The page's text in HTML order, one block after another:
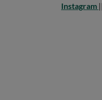
Instagram